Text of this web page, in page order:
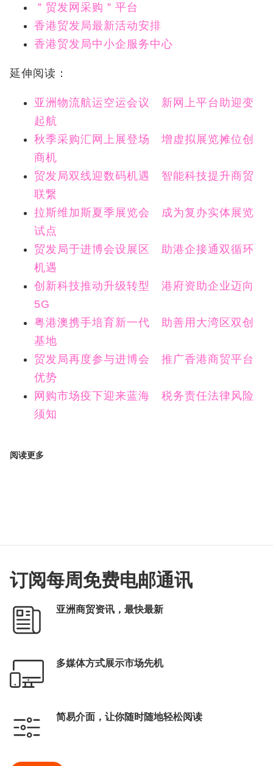
＂贸发网采购＂平台
香港贸发局最新活动安排
香港贸发局中小企服务中心
延伸阅读：
亚洲物流航运空运会议 新网上平台助迎变
起航
秋季采购汇网上展登场 增虚拟展览摊位创
商机
贸发局双线迎数码机遇 智能科技提升商贸
联繋
拉斯维加斯夏季展览会 成为复办实体展览
试点
贸发局于进博会设展区 助港企接通双循环
机遇
创新科技推动升级转型 港府资助企业迈向
5G
粤港澳携手培育新一代 助善用大湾区双创
基地
贸发局再度参与进博会 推广香港商贸平台
优势
网购市场疫下迎来蓝海 税务责任法律风险
须知
阅读更多
订阅每周免费电邮通讯
亚洲商贸资讯，最快最新
多媒体方式展示市场先机
简易介面，让你随时随地轻松阅读